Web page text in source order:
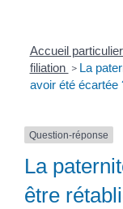
Accueil
filiation > La
avoir été écartée
Question-réponse
La
être